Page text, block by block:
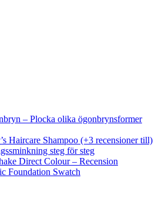
– Plocka olika ögonbrynsformer
Haircare Shampoo (+3 recensioner till)
steg för steg
Direct Colour – Recension
Foundation Swatch